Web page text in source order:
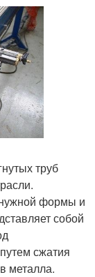
труб
нужной формы и
собой
сжатия
металла.